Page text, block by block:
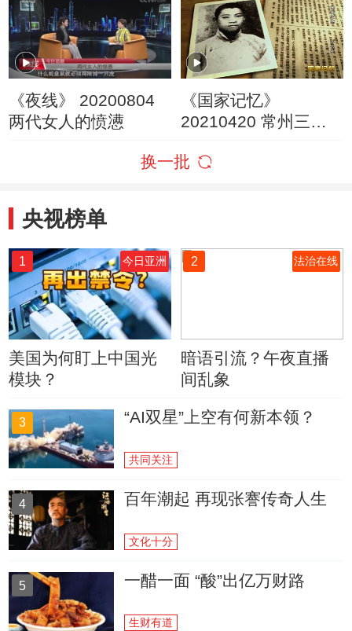
断
《夜线》 20200804
两代女人的愤懑
《国家记忆》
20210420 常州三杰
换一批
央视榜单
1 今日亚洲
美国为何盯上中国光
模块？
2 法治在线
暗语引流？午夜直播
间乱象
3 “AI双星”上空有何新本领？
共同关注
4 百年潮起 再现张謇传奇人生
文化十分
5 一醋一面 “酸”出亿万财路
生财有道